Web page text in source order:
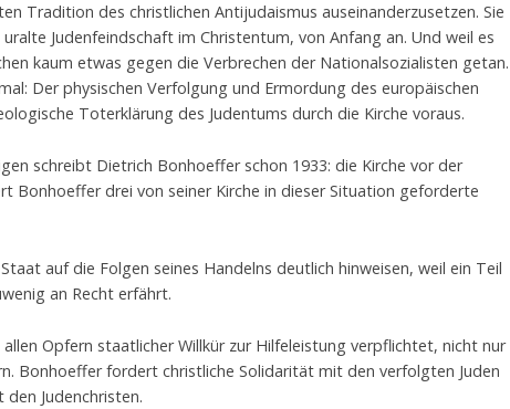
Tradition des christlichen Antijudaismus auseinanderzusetzen. Sie
Judenfeindschaft im Christentum, von Anfang an. Und weil es
kaum etwas gegen die Verbrechen der Nationalsozialisten getan.
Der physischen Verfolgung und Ermordung des europäischen
Toterklärung des Judentums durch die Kirche voraus.
schreibt Dietrich Bonhoeffer schon 1933: die Kirche vor der
Bonhoeffer drei von seiner Kirche in dieser Situation geforderte
auf die Folgen seines Handelns deutlich hinweisen, weil ein Teil
an Recht erfährt.
allen Opfern staatlicher Willkür zur Hilfeleistung verpflichtet, nicht nur
Bonhoeffer fordert christliche Solidarität mit den verfolgten Juden
Judenchristen.